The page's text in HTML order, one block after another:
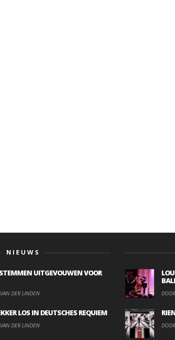
NIEUWS
UITGEVOUWEN VOOR
DER LINDEN
LOS IN DEUTSCHES REQUIEM
DER LINDEN